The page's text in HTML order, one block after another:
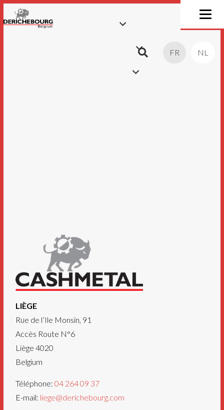
FR NL
LIÈGE
Rue de l’Ile Monsin, 91
Accès Route N°6
Liège 4020
Belgium
Téléphone: 04 264 09 37
E-mail: liege@derichebourg.com